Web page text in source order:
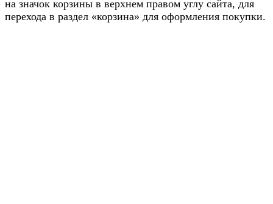
на значок корзины в верхнем правом углу сайта, для
перехода в раздел «корзина» для оформления покупки.